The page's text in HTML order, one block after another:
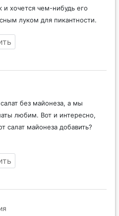
и хочется чем-нибудь его
луком для пикантности.
без майонеза, а мы
любим. Вот и интересно,
салат майонеза добавить?